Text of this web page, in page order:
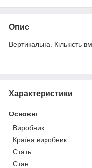
Опис
Вертикальна. Кількість
Характеристики
Основні
Виробник
Країна виробник
Стать
Стан